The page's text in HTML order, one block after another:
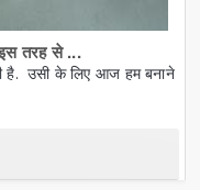
इस तरह से ...
है. उसी के लिए आज हम बनाने